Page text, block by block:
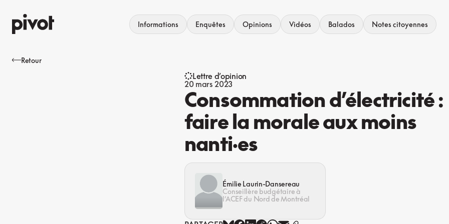
au
contenu
Informations Enquêtes Opinions Vidéos Balados Notes citoyennes
Retour
Lettre d’opinion
20 mars 2023
Consommation d’électricité :
faire la morale aux moins
nanti·es
Émilie Laurin-Dansereau
Conseillère budgétaire à
l’ACEF du Nord de Montréal